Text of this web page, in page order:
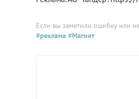
Если вы заметили ошибку или
#реклама #Магнит